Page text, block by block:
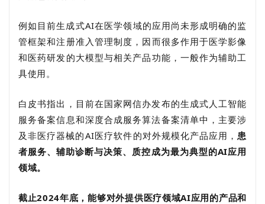
例如目前生成式AI在医学领域的应用尚未形成明确的监
管框架和注册准入管理制度，因而很多作用于医学影像
和医药研发的大模型与相关产品功能，一般作为辅助工
具使用。
白皮书指出，目前在国家网信办发布的生成式人工智能
服务备案信息和深度合成服务算法备案清单中，主要涉
及非医疗器械的AI医疗软件的对外规模化产品应用， 患
者服务、辅助诊断与决策、质控成为最为典型的AI应用
领域。
截止2024年底，能够对外提供医疗领域AI应用的产品和